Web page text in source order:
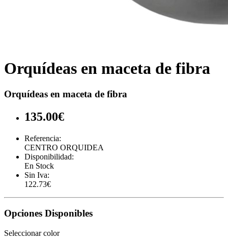
Orquídeas en maceta de fibra
Orquídeas en maceta de fibra
135.00€
Referencia:
CENTRO ORQUIDEA
Disponibilidad:
En Stock
Sin Iva:
122.73€
Opciones Disponibles
Seleccionar color